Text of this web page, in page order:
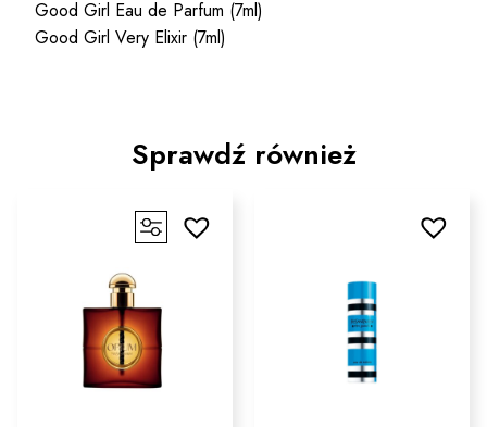
Good Girl Eau de Parfum (7ml)
Good Girl Very Elixir (7ml)
Sprawdź również